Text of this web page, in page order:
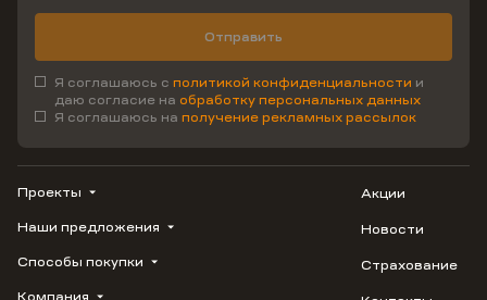
Отправить
Я соглашаюсь с политикой конфиденциальности и
даю согласие на обработку персональных данных
Я соглашаюсь на получение рекламных рассылок
Проекты
ВЕРН
1799
Наши предложения
Купить квартиру
Студию
Способы покупки
Акции
Новости
Страхование